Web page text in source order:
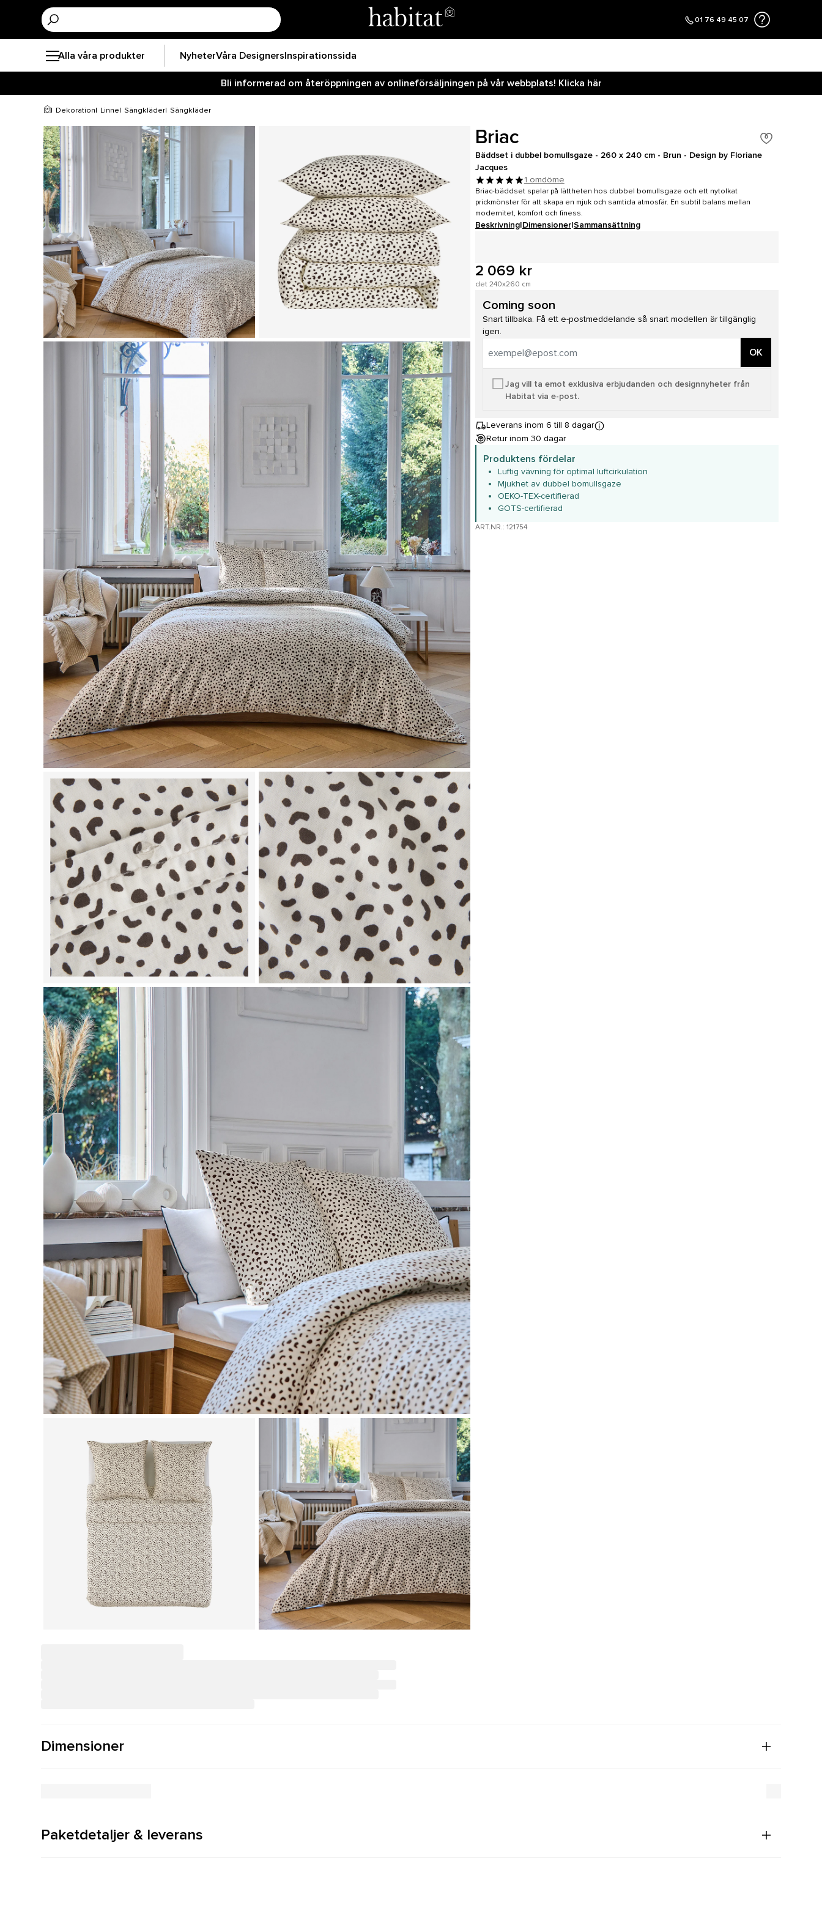
01 76 49 45 07
Alla våra produkter NyheterVåra DesignersInspirationssida
Bli informerad om återöppningen av onlineförsäljningen på vår webbplats! Klicka här
Dekoration Linne Sängkläder Sängkläder
Briac
Bäddset i dubbel bomullsgaze - 260 x 240 cm - Brun - Design by Floriane
Jacques
1 omdöme
Briac-bäddset spelar på lättheten hos dubbel bomullsgaze och ett nytolkat
prickmönster för att skapa en mjuk och samtida atmosfär. En subtil balans mellan
modernitet, komfort och finess.
Beskrivning|Dimensioner|Sammansättning
2 069 kr
det 240x260 cm
Coming soon
Snart tillbaka. Få ett e-postmeddelande så snart modellen är tillgänglig
igen.
OK
Jag vill ta emot exklusiva erbjudanden och designnyheter från
Habitat via e-post.
Leverans inom 6 till 8 dagar
Retur inom 30 dagar
Produktens fördelar
Luftig vävning för optimal luftcirkulation
Mjukhet av dubbel bomullsgaze
OEKO-TEX-certifierad
GOTS-certifierad
ART.NR.: 121754
Dimensioner
Paketdetaljer & leverans